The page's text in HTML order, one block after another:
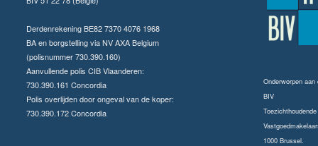
Derdenrekening BE82 7370 4076 1968
BA en borgstelling via NV AXA Belgium
(polisnummer 730.390.160)
Aanvullende polis CIB Vlaanderen:
730.390.161 Concordia
Polis overlijden door ongeval van de koper:
730.390.172 Concordia
Onderworpen
BIV
1000 Brussel.